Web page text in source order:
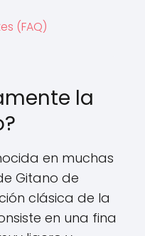
(FAQ)
la
en muchas
Gitano de
clásica de la
en una fina